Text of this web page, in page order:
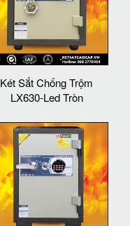
Két Sắt Chống Trộm
LX630-Led Tròn